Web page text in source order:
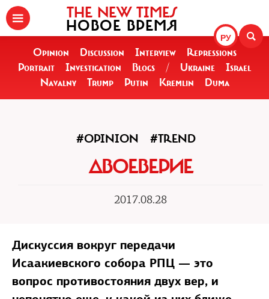
РУ
THE NEW TIMES
НОВОЕ ВРЕМЯ
Opinion Discussion Interview
Repressions
Portrait
Investigation Blogs / Ukraine
Israel
Navalny
Trump Putin Kremlin Duma
#OPINION #TREND
ДВОЕВЕРИЕ
2017.08.28
Дискуссия вокруг передачи
Исаакиевского собора РПЦ — это
вопрос противостояния двух вер, и